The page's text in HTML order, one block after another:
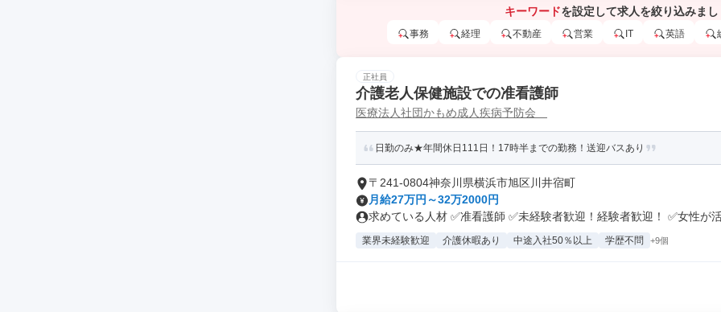
キーワードを設定して求人を絞り込みま
事務 経理 不動産 営業 IT 英語
正社員
介護老人保健施設での准看護師
医療法人社団かもめ成人疾病予防会
日勤のみ★年間休日111日！17時半までの勤務！送迎バスあり
〒241-0804神奈川県横浜市旭区川井宿町
月給27万円～32万2000円
求めている人材 ✅准看護師 ✅未経験者歓迎！経験者歓迎！ ✅女性が
業界未経験歓迎 介護休暇あり 中途入社50％以上 学歴不問 +9個